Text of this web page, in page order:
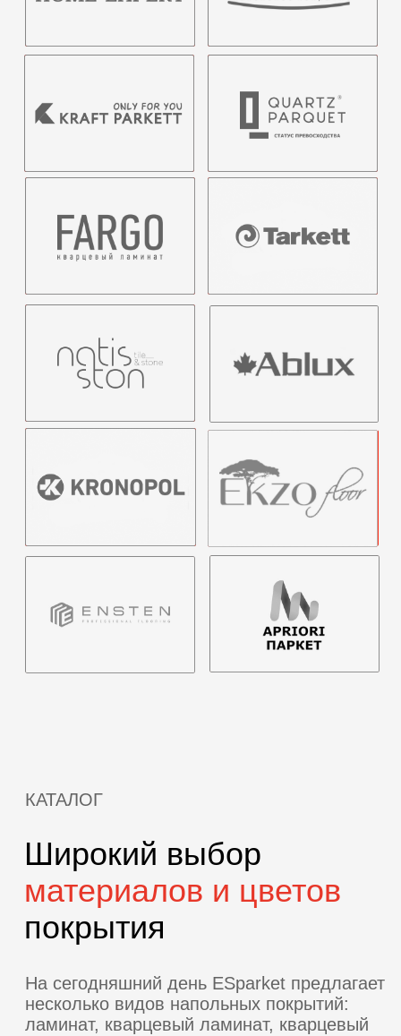
ламинат, кварцевый ламинат, кварцевый
паркет и инженерная доска